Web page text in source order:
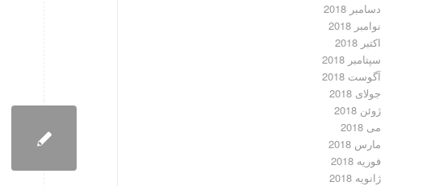
دسامبر 2018
نوامبر 2018
اکتبر 2018
سپتامبر 2018
آگوست 2018
جولای 2018
ژوئن 2018
می 2018
مارس 2018
فوریه 2018
ژانویه 2018